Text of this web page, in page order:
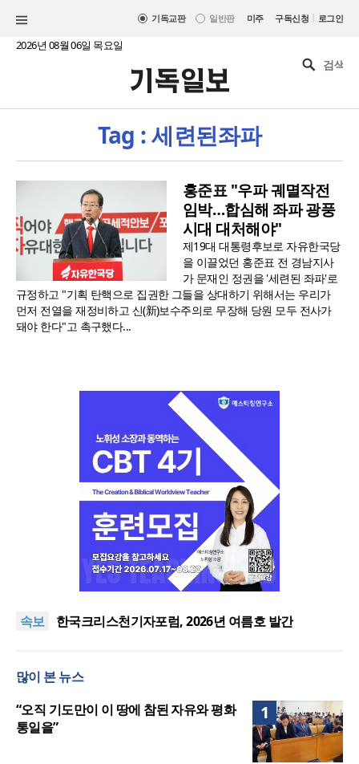
기독교판 일반판 미주 구독신청 | 로그인
2026년 08월 06일 목요일
Tag : 세련된좌파
홍준표 "우파 궤멸작전
임박…합심해 좌파 광풍
시대 대처해야"
제19대 대통령후보로 자유한국당
을 이끌었던 홍준표 전 경남지사
가 문재인 정권을 '세련된 좌파'로
규정하고 "기획 탄핵으로 집권한 그들을 상대하기 위해서는 우리가
먼저 전열을 재정비하고 신(新)보수주의로 무장해 당원 모두 전사가
돼야 한다"고 촉구했다...
속보
사랑과 공의로 열리는 하나님 나라의 회복 원리
어쿠스틱 피아노 찬송가 시리즈의 새 앨범 발매
미션파트너스, 퍼스펙티브스 가을학기 개강… “다음
한국크리스천기자포럼, 2026년 여름호 발간
많이 본 뉴스
1
“오직 기도만이 이 땅에 참된 자유와 평화
통일을”